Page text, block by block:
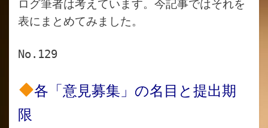
ログ筆者は考えています。今記事ではそれを
表にまとめてみました。
No.129
各「意見募集」の名目と提出期
限